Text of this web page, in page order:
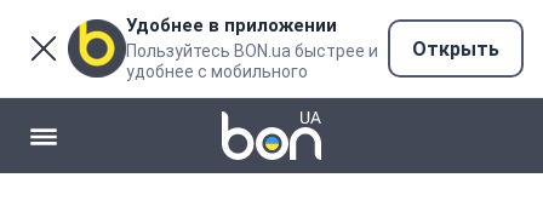
Удобнее в приложении
Пользуйтесь BON.ua быстрее и
удобнее с мобильного
Открыть